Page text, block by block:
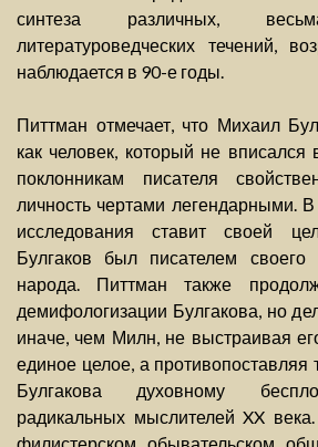
синтеза различных,
литературоведческих течений,
наблюдается в 90-е годы.
Питтман отмечает, что Михаил
как человек, который не
поклонникам писателя
личность чертами легендарными.
исследования ставит своей
Булгаков был писателем
народа. Питтман также
демифологизации Булгакова, но
иначе, чем Милн, не выстраивая
единое целое, а противопоставляя
Булгакова духовному
радикальных мыслителей XX